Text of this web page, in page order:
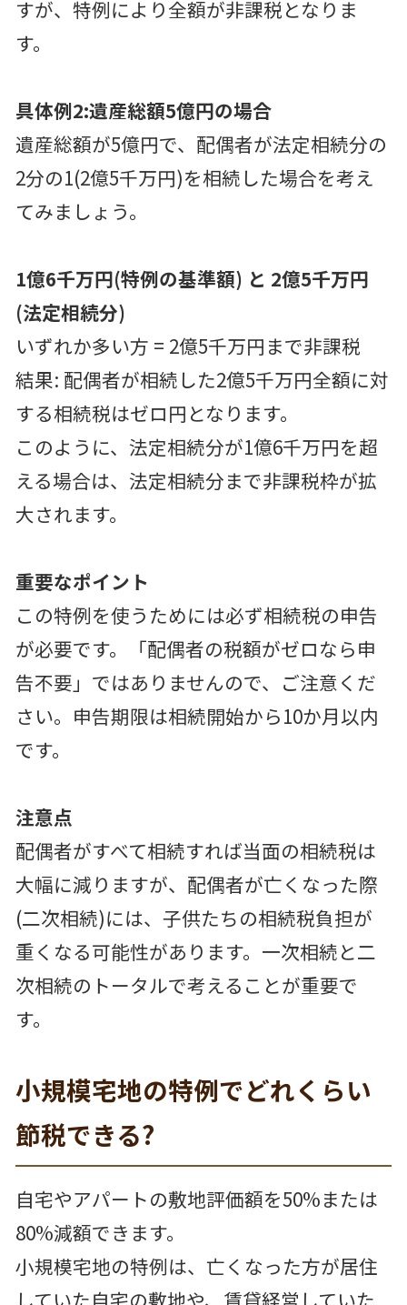
すが、特例により全額が非課税となりま
す。
具体例2:遺産総額5億円の場合
遺産総額が5億円で、配偶者が法定相続分の
2分の1(2億5千万円)を相続した場合を考え
てみましょう。
1億6千万円(特例の基準額) と 2億5千万円
(法定相続分)
いずれか多い方 = 2億5千万円まで非課税
結果: 配偶者が相続した2億5千万円全額に対
する相続税はゼロ円となります。
このように、法定相続分が1億6千万円を超
える場合は、法定相続分まで非課税枠が拡
大されます。
重要なポイント
この特例を使うためには必ず相続税の申告
が必要です。「配偶者の税額がゼロなら申
告不要」ではありませんので、ご注意くだ
さい。申告期限は相続開始から10か月以内
です。
注意点
配偶者がすべて相続すれば当面の相続税は
大幅に減りますが、配偶者が亡くなった際
(二次相続)には、子供たちの相続税負担が
重くなる可能性があります。一次相続と二
次相続のトータルで考えることが重要で
す。
小規模宅地の特例でどれくらい
節税できる?
自宅やアパートの敷地評価額を50%または
80%減額できます。
小規模宅地の特例は、亡くなった方が居住
していた自宅の敷地や、賃貸経営していた